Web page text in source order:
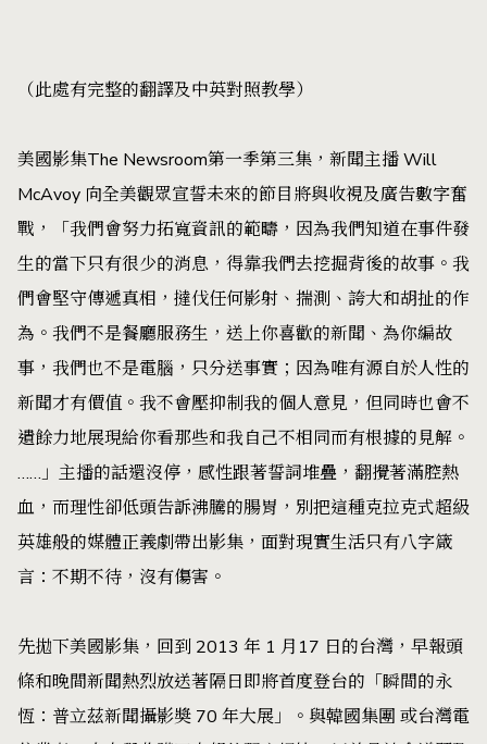
（此處有完整的翻譯及中英對照教學）
美國影集The Newsroom第一季第三集，新聞主播 Will
McAvoy 向全美觀眾宣誓未來的節目將與收視及廣告數字奮
戰，「我們會努力拓寬資訊的範疇，因為我們知道在事件發
生的當下只有很少的消息，得靠我們去挖掘背後的故事。我
們會堅守傳遞真相，撻伐任何影射、揣測、誇大和胡扯的作
為。我們不是餐廳服務生，送上你喜歡的新聞、為你編故
事，我們也不是電腦，只分送事實；因為唯有源自於人性的
新聞才有價值。我不會壓抑制我的個人意見，但同時也會不
遺餘力地展現給你看那些和我自己不相同而有根據的見解。
……」主播的話還沒停，感性跟著誓詞堆疊，翻攪著滿腔熱
血，而理性卻低頭告訴沸騰的腸胃，別把這種克拉克式超級
英雄般的媒體正義劇帶出影集，面對現實生活只有八字箴
言：不期不待，沒有傷害。
先拋下美國影集，回到 2013 年 1 月17 日的台灣， 早報頭
條和晚間新聞熱烈放送著隔日即將首度登台的「瞬間的永
恆：普立茲新聞攝影奬 70 年大展」。與韓國集團 或台灣電